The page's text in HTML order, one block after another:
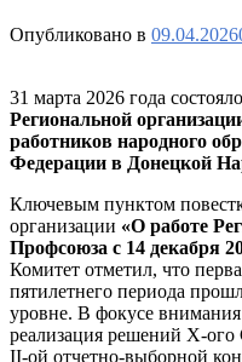
Опубликовано в 09.04.2026
31 марта 2026 года
Региональной
работников народного
Федерации в Донецкой
Ключевым пунктом
организации «О работе
Профсоюза с 14 декабря
Комитет отметил, что
пятилетнего периода
уровне. В фокусе
реализация решений X-ого
II-ой отчетно-выборной